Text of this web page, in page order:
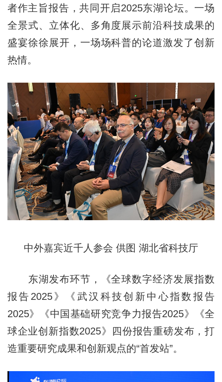
者作主旨报告，共同开启2025东湖论坛。一场
全景式、立体化、多角度展示前沿科技成果的
盛宴徐徐展开，一场场科普的论道激发了创新
热情。
中外嘉宾近千人参会 供图 湖北省科技厅
东湖发布环节，《全球数字经济发展指数
报告2025》《武汉科技创新中心指数报告
2025》《中国基础研究竞争力报告2025》《全
球企业创新指数2025》四份报告重磅发布，打
造重要研究成果和创新观点的“首发站”。